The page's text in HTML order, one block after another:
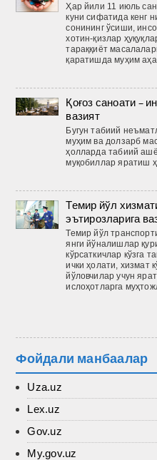
Ҳар йили 11 июль
куни сифатида кенг
сонининг ўсиши,
хотин-қизлар
тараққиёт
қаратишда муҳим
Қоғоз саноати –
вазият
Бугун табиий
муҳим ва долзарб
ҳолларда табиий
муқобиллар яратиш
Темир йўл
эътирозларига
Темир йўл
янги йўналишлар
кўрсаткичлар кўзга
ички ҳолати, хизмат
йўловчилар учун
ислоҳотларга
Фойдали манбаалар
Uza.uz
Lex.uz
Gov.uz
My.gov.uz